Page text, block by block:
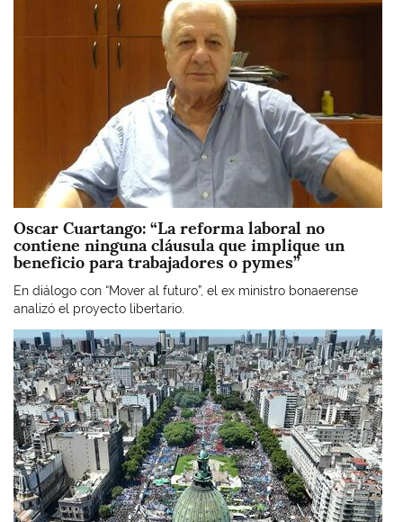
Oscar Cuartango: “La reforma laboral no
contiene ninguna cláusula que implique un
beneficio para trabajadores o pymes”
En diálogo con “Mover al futuro”, el ex ministro bonaerense
analizó el proyecto libertario.
Imagen